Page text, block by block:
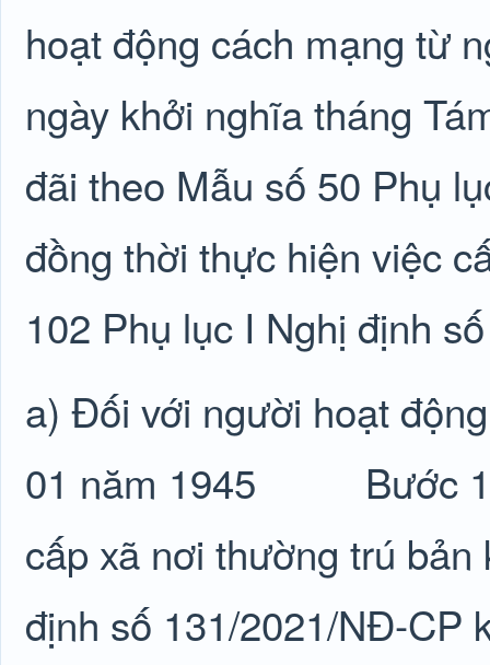
hoạt động cách mạng từ
ngày khởi nghĩa tháng
đãi theo Mẫu số 50 Phụ
đồng thời thực hiện việc
102 Phụ lục I Nghị định
a) Đối với người hoạt
01 năm 1945
Bước
cấp xã nơi thường trú
định số 131/2021/NĐ-CP